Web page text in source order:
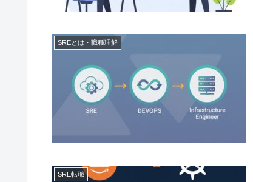
SREとは・職種理解
SRE転職